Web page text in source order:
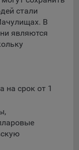
для
целевой
Яндекс.Метрика,
не более года;
аналитических
Общества и не
хранятся во
стали
В
являются
на срок от 1